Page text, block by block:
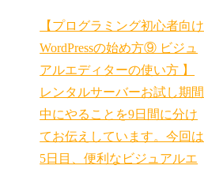
【プログラミング初心者向け
WordPressの始め方⑨ ビジュ
アルエディターの使い方 】
レンタルサーバーお試し期間
中にやることを9日間に分け
てお伝えしています。今回は
5日目、便利なビジュアルエ